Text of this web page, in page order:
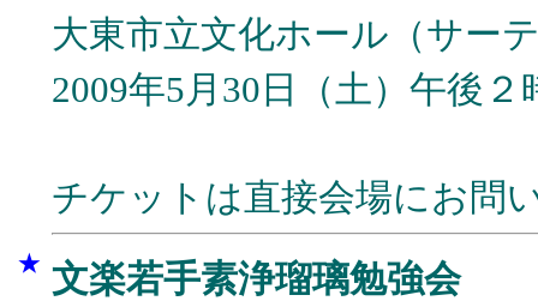
大東市立文化ホール（サー
2009年5月30日（土）午後２
チケットは直接会場にお問
★ 文楽若手素浄瑠璃勉強会